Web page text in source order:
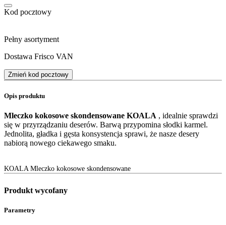
Kod pocztowy
Pełny asortyment
Dostawa Frisco VAN
Zmień kod pocztowy
Opis produktu
Mleczko kokosowe skondensowane KOALA , idealnie sprawdzi
się w przyrządzaniu deserów. Barwą przypomina słodki karmel.
Jednolita, gładka i gęsta konsystencja sprawi, że nasze desery
nabiorą nowego ciekawego smaku.
KOALA Mleczko kokosowe skondensowane
Produkt wycofany
Parametry